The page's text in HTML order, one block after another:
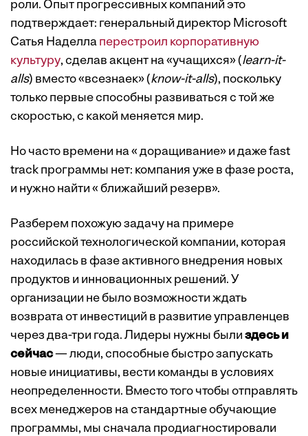
роли. Опыт прогрессивных компаний это
подтверждает: генеральный директор Microsoft
Сатья Наделла перестроил корпоративную
культуру, сделав акцент на «учащихся» (learn-it-
alls) вместо «всезнаек» (know-it-alls), поскольку
только первые способны развиваться с той же
скоростью, с какой меняется мир.
Но часто времени на « доращивание» и даже fast
track программы нет: компания уже в фазе роста,
и нужно найти « ближайший резерв».
Разберем похожую задачу на примере
российской технологической компании, которая
находилась в фазе активного внедрения новых
продуктов и инновационных решений. У
организации не было возможности ждать
возврата от инвестиций в развитие управленцев
через два-три года. Лидеры нужны были здесь и
сейчас— люди, способные быстро запускать
новые инициативы, вести команды в условиях
неопределенности. Вместо того чтобы отправлять
всех менеджеров на стандартные обучающие
программы, мы сначала продиагностировали